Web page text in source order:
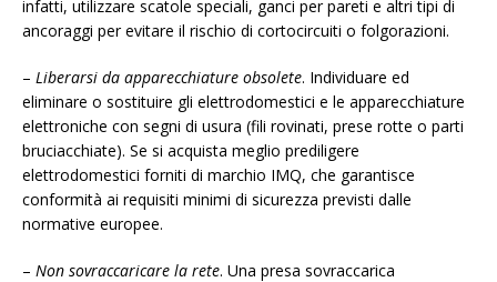
infatti, utilizzare scatole speciali, ganci per pareti e altri tipi di
ancoraggi per evitare il rischio di cortocircuiti o folgorazioni.
– Liberarsi da apparecchiature obsolete. Individuare ed
eliminare o sostituire gli elettrodomestici e le apparecchiature
elettroniche con segni di usura (fili rovinati, prese rotte o parti
bruciacchiate). Se si acquista meglio prediligere
elettrodomestici forniti di marchio IMQ, che garantisce
conformità ai requisiti minimi di sicurezza previsti dalle
normative europee.
– Non sovraccaricare la rete. Una presa sovraccarica